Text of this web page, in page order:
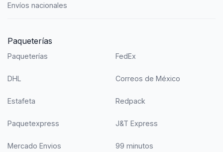
Envíos nacionales
Paqueterías
Paqueterías FedEx
DHL Correos de México
Estafeta Redpack
Paquetexpress J&T Express
Mercado Envios 99 minutos